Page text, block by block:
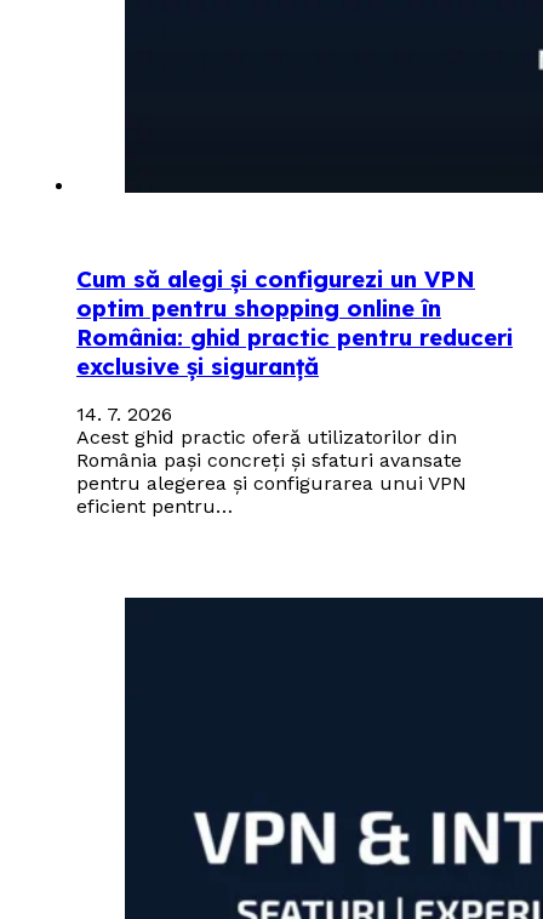
Cum să alegi și configurezi un VPN
optim pentru shopping online în
România: ghid practic pentru reduceri
exclusive și siguranță
14. 7. 2026
Acest ghid practic oferă utilizatorilor din
România pași concreți și sfaturi avansate
pentru alegerea și configurarea unui VPN
eficient pentru…